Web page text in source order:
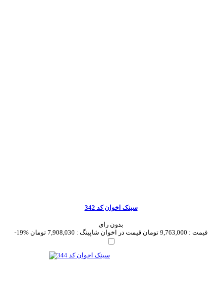
سینک اخوان کد 342
بدون رای
-19%
قیمت : 9,763,000 تومان قیمت در اخوان شاپینگ : 7,908,030 تومان